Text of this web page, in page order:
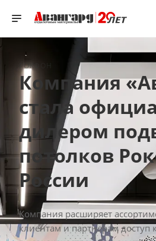
РОКФОН
Компания
стала
дилером
потолков
России
Компания расширяет
клиентам и партнёрам доступ